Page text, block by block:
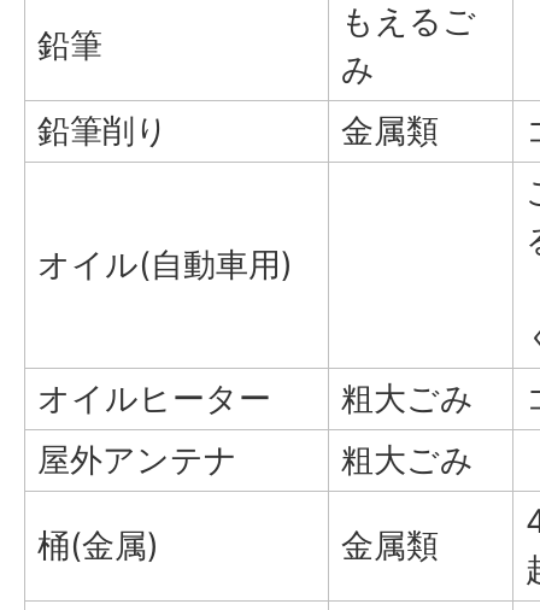
鉛筆
もえるご
み
鉛筆削り
金属類
オイル(自動車用)
オイルヒーター
粗大ごみ
屋外アンテナ
粗大ごみ
桶(金属) 金属類